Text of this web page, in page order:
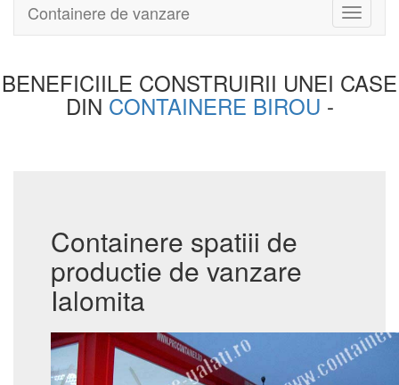
Toggle
Containere de vanzare
BENEFICIILE CONSTRUIRII UNEI CASE
DIN CONTAINERE BIROU -
Containere spatiii de
productie de vanzare
Ialomita